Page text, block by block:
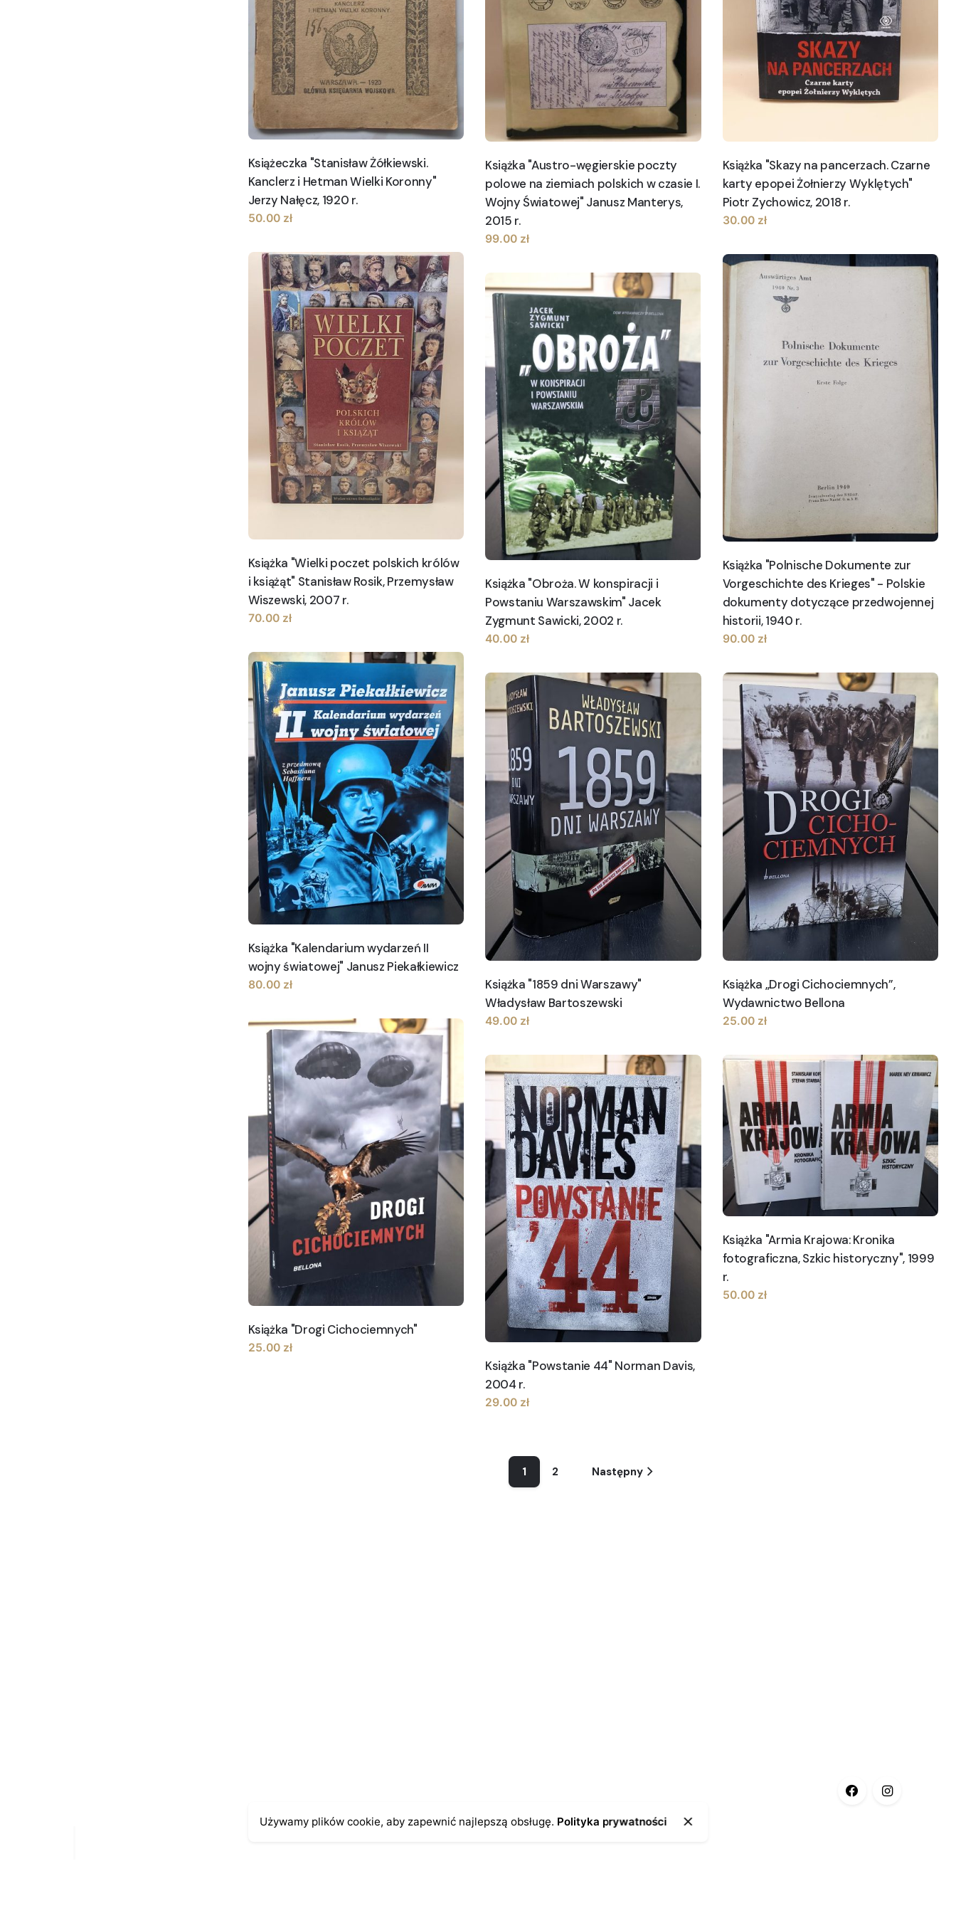
Książeczka "Stanisław Żółkiewski.
Kanclerz i Hetman Wielki Koronny"
Jerzy Nałęcz, 1920 r.
50.00 zł
Książka "Austro-węgierskie poczty
polowe na ziemiach polskich w czasie I.
Wojny Światowej" Janusz Manterys,
2015 r.
99.00 zł
Książka "Skazy na pancerzach. Czarne
karty epopei Żołnierzy Wyklętych"
Piotr Zychowicz, 2018 r.
30.00 zł
Książka "Wielki poczet polskich królów
i książąt" Stanisław Rosik, Przemysław
Wiszewski, 2007 r.
70.00 zł
Książka "Polnische Dokumente zur
Vorgeschichte des Krieges" - Polskie
dokumenty dotyczące przedwojennej
historii, 1940 r.
90.00 zł
Książka "Obroża. W konspiracji i
Powstaniu Warszawskim" Jacek
Zygmunt Sawicki, 2002 r.
40.00 zł
Książka "Kalendarium wydarzeń II
wojny światowej" Janusz Piekałkiewicz
80.00 zł
Książka "1859 dni Warszawy"
Władysław Bartoszewski
49.00 zł
Książka „Drogi Cichociemnych”,
Wydawnictwo Bellona
25.00 zł
Książka "Drogi Cichociemnych"
25.00 zł
Książka "Powstanie 44" Norman Davis,
2004 r.
29.00 zł
Książka "Armia Krajowa: Kronika
fotograficzna, Szkic historyczny", 1999
r.
50.00 zł
1 2 Następny
Używamy plików cookie, aby zapewnić najlepszą obsługę. Polityka prywatności